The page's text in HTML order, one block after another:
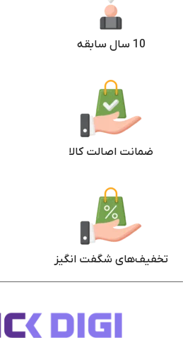
10 سال سابقه
ضمانت اصالت کالا
تخفیف‌های شگفت انگیز